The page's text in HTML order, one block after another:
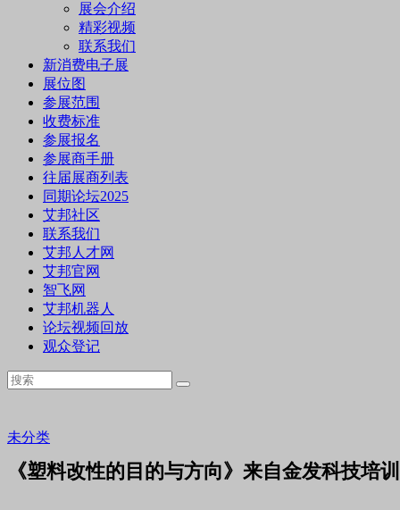
展会介绍
精彩视频
联系我们
新消费电子展
展位图
参展范围
收费标准
参展报名
参展商手册
往届展商列表
同期论坛2025
艾邦社区
联系我们
艾邦人才网
艾邦官网
智飞网
艾邦机器人
论坛视频回放
观众登记
未分类
《塑料改性的目的与方向》来自金发科技培